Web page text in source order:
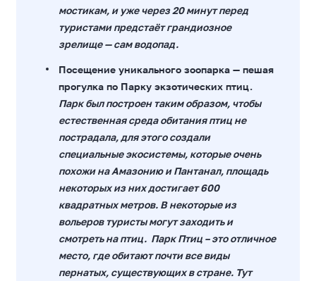
мостикам, и уже через 20 минут перед
туристами предстаёт грандиозное
зрелище — сам водопад.
Посещение уникального зоопарка — пешая
прогулка по Парку экзотических птиц.
Парк был построен таким образом, чтобы
естественная среда обитания птиц не
пострадала, для этого создали
специальные экосистемы, которые очень
похожи на Амазонию и Пантанал, площадь
некоторых из них достигает 600
квадратных метров. В некоторые из
вольеров туристы могут заходить и
смотреть на птиц. Парк Птиц – это отличное
место, где обитают почти все виды
пернатых, существующих в стране. Тут